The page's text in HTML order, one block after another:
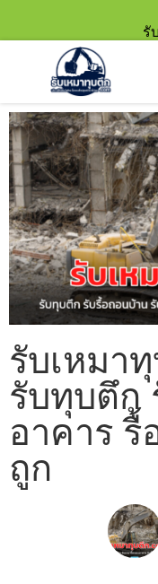
รั
รับเหมา
รับทุบตึก
อาคาร
ถูก